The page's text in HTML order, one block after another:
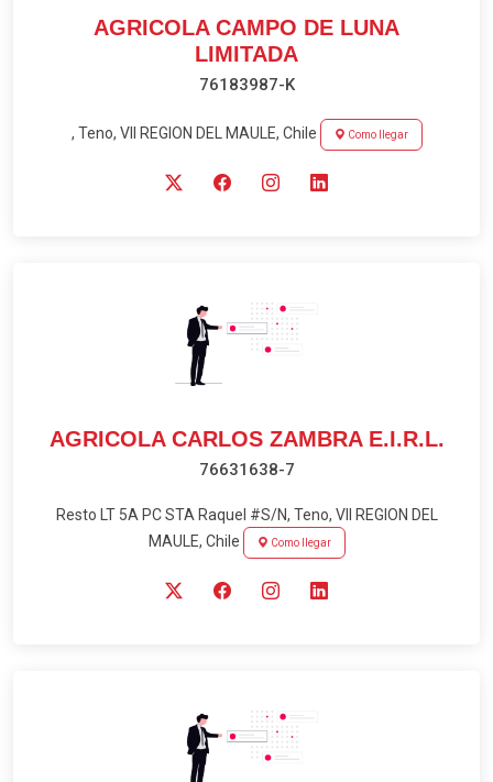
AGRICOLA CAMPO DE LUNA
LIMITADA
76183987-K
, Teno, VII REGION DEL MAULE, Chile Como llegar
AGRICOLA CARLOS ZAMBRA E.I.R.L.
76631638-7
Resto LT 5A PC STA Raquel #S/N, Teno, VII REGION DEL
MAULE, Chile
Como llegar